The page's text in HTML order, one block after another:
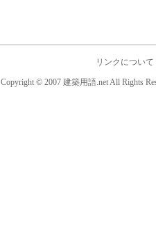
リンクについて
Copyright © 2007 建築用語.net All Rights